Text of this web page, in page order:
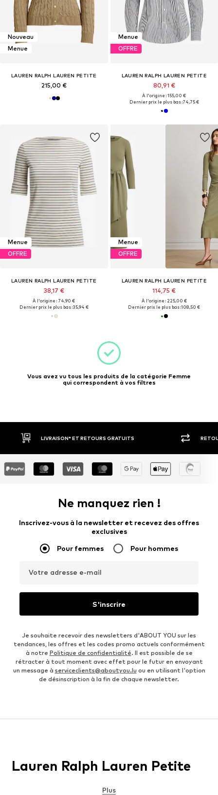
Nouveau
Menue
LAUREN RALPH LAUREN PETITE
215,00 €
Menue
OFFRE
LAUREN RALPH LAUREN PETITE
80,91 €
À l'origine : 155,00 €
Dernier prix le plus bas :74,75 €
Menue
OFFRE
LAUREN RALPH LAUREN PETITE
38,17 €
À l'origine : 74,90 €
Dernier prix le plus bas :35,94 €
Menue
OFFRE
LAUREN RALPH LAUREN PETITE
114,75 €
À l'origine : 225,00 €
Dernier prix le plus bas :108,50 €
Vous avez vu tous les produits de la catégorie Femme
qui correspondent à vos filtres
RETOUR SOUS 30 JOURS LARGE
Ne manquez rien !
Inscrivez-vous à la newsletter et recevez des offres
exclusives
Pour femmes Pour hommes
Votre adresse e-mail
S'inscrire
Je souhaite recevoir des newsletters d'ABOUT YOU sur les
tendances, les offres et les codes promo actuels conformément
à notre Politique de confidentialité. Il est possible de se
rétracter à tout moment avec effet pour le futur en envoyant
un message à serviceclients@aboutyou.lu ou en utilisant l'option
de désinscription à la fin de chaque newsletter.
Lauren Ralph Lauren Petite
Plus